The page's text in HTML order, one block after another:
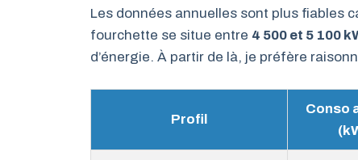
Les données annuelles sont plus fiables
fourchette se situe entre 4 500 et 5 100
d’énergie. À partir de là, je préfère
Profil
Conso